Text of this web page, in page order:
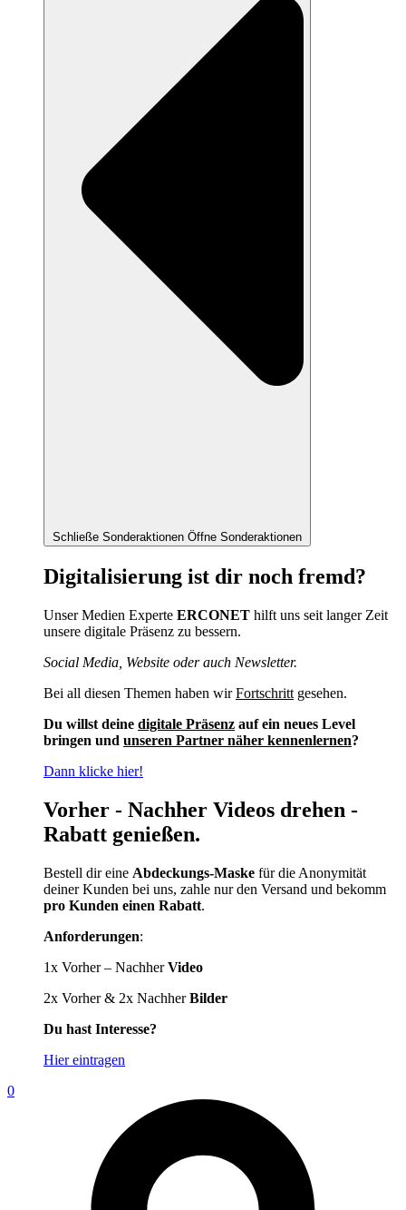
Schließe Sonderaktionen Öffne Sonderaktionen
Digitalisierung ist dir noch fremd?
Unser Medien Experte ERCONET hilft uns seit langer Zeit
unsere digitale Präsenz zu bessern.
Social Media, Website oder auch Newsletter.
Bei all diesen Themen haben wirFortschritt gesehen.
Du willst deine digitale Präsenz auf ein neues Level
bringen und unseren Partner näher kennenlernen?
Dann klicke hier!
Vorher - Nachher Videos drehen -
Rabatt genießen.
Bestell dir eine Abdeckungs-Maske für die Anonymität
deiner Kunden bei uns, zahle nur den Versand und bekomm
pro Kunden einen Rabatt.
Anforderungen:
1x Vorher – NachherVideo
2x Vorher & 2x NachherBilder
Du hast Interesse?
Hier eintragen
0